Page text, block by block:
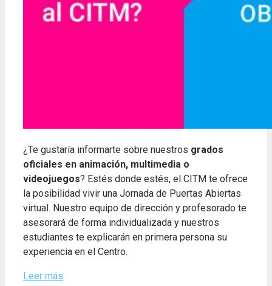
¿Te gustaría informarte sobre nuestros grados
oficiales en animación, multimedia o
videojuegos? Estés donde estés, el CITM te ofrece
la posibilidad vivir una Jornada de Puertas Abiertas
virtual. Nuestro equipo de dirección y profesorado te
asesorará de forma individualizada y nuestros
estudiantes te explicarán en primera persona su
experiencia en el Centro.
Leer más